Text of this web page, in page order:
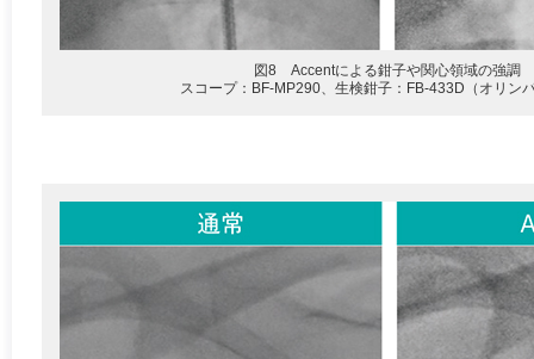
図8 Accentによる鉗子や関心領域の強調
スコープ：BF-MP290、生検鉗子：FB-433D（オリン